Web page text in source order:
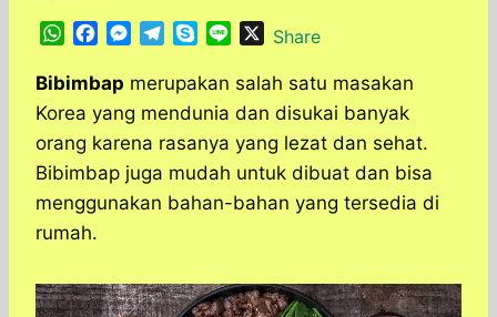
W
a
t
A
p
p
c
e
o
o
k
M
s
s
e
n
g
e
l
e
r
a
m
y
p
n
e
XShare
Bibimbap merupakan salah satu masakan
Korea yang mendunia dan disukai banyak
orang karena rasanya yang lezat dan sehat.
Bibimbap juga mudah untuk dibuat dan bisa
menggunakan bahan-bahan yang tersedia di
rumah.